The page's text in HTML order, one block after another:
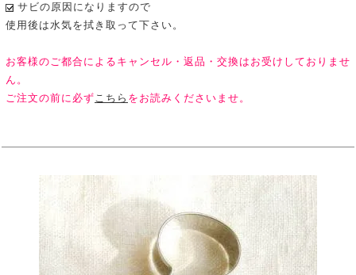
サビの原因になりますので
使用後は水気を拭き取って下さい。
お客様のご都合によるキャンセル・返品・交換はお受けしておりませ
ん。
ご注文の前に必ずこちら をお読みくださいませ。